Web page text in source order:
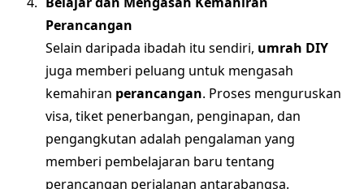
Perancangan
Selain daripada ibadah itu sendiri, umrah DIY
juga memberi peluang untuk mengasah
kemahiran perancangan. Proses menguruskan
visa, tiket penerbangan, penginapan, dan
pengangkutan adalah pengalaman yang
memberi pembelajaran baru tentang
perancangan perjalanan antarabangsa.